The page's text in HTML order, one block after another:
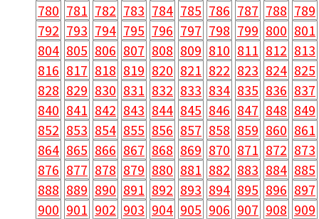
780 781 782 783 784 785 786 787 788 789
792 793 794 795 796 797 798 799 800 801
804 805 806 807 808 809 810 811 812 813
816 817 818 819 820 821 822 823 824 825
828 829 830 831 832 833 834 835 836 837
840 841 842 843 844 845 846 847 848 849
852 853 854 855 856 857 858 859 860 861
864 865 866 867 868 869 870 871 872 873
876 877 878 879 880 881 882 883 884 885
888 889 890 891 892 893 894 895 896 897
900 901 902 903 904 905 906 907 908 909